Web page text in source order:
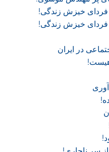
فردای خیزش زندگی!
فردای خیزش زندگی!
در ایران